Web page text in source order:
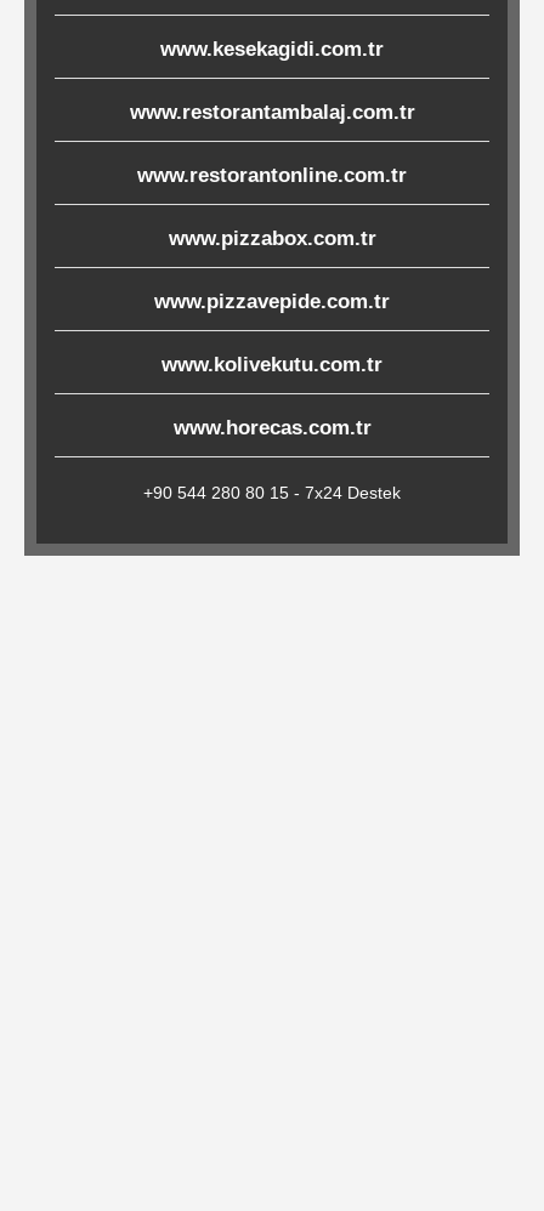
Poşetler
Torbaları
Tepsi
Altlıkları
Amerikan
Servisler
&
Kağıt
www.kesekagidi.com.tr
www.restorantambalaj.com.tr
www.restorantonline.com.tr
www.pizzabox.com.tr
www.pizzavepide.com.tr
www.kolivekutu.com.tr
www.horecas.com.tr
+90 544 280 80 15 - 7x24 Destek